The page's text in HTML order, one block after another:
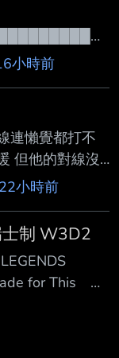
小時前
連懶覺都打不
但他的對線沒
出遊戲 你離
夢該醒了 還是
因為上禮拜賽
Sent from
22小時前
制 W3D2
for This